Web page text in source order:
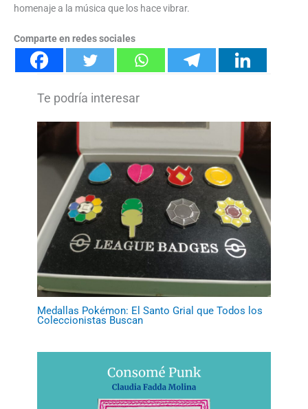
homenaje a la música que los hace vibrar.
Comparte en redes sociales
Medallas Pokémon: El Santo Grial que Todos los
Coleccionistas Buscan